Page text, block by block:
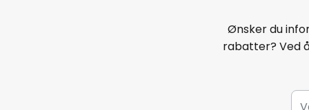
Ønsker du
rabatter? Ved